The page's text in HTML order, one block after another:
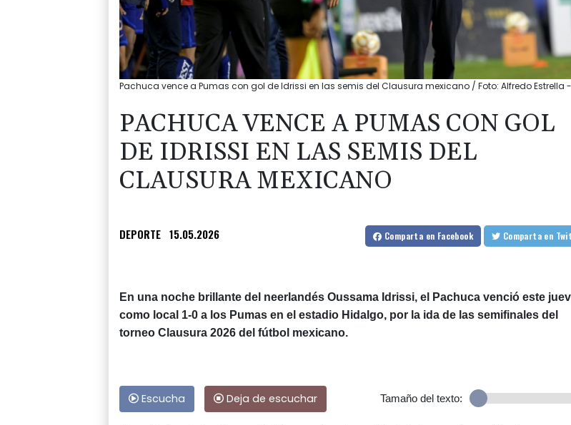
Pachuca vence a Pumas con gol de Idrissi en las semis del Clausura mexicano / Foto: Alfredo Estrella -
PACHUCA VENCE A PUMAS CON GOL
DE IDRISSI EN LAS SEMIS DEL
CLAUSURA MEXICANO
DEPORTE 15.05.2026 Comparta en Facebook Comparta en
En una noche brillante del neerlandés Oussama Idrissi, el Pachuca venció este
como local 1-0 a los Pumas en el estadio Hidalgo, por la ida de las semifinales del
torneo Clausura 2026 del fútbol mexicano.
Escucha Deja de escuchar Tamaño del texto: